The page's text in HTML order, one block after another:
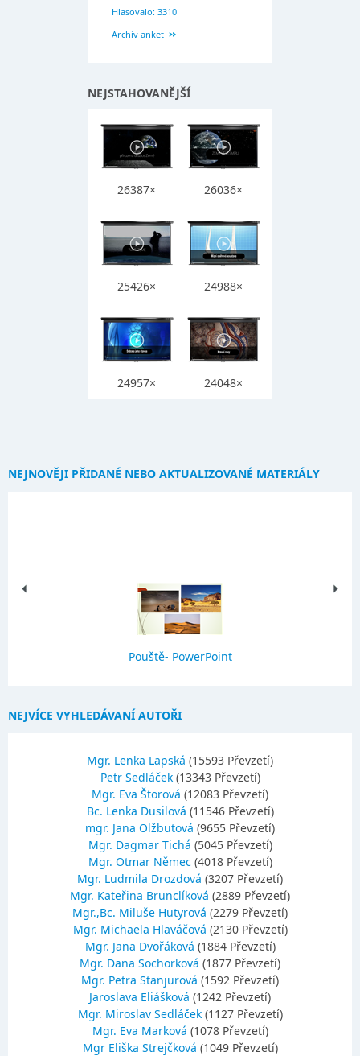
Hlasovalo: 3310
Archiv anket
NEJSTAHOVANĚJŠÍ
26387× 26036×
25426× 24988×
24957× 24048×
NEJNOVĚJI PŘIDANÉ NEBO AKTUALIZOVANÉ MATERIÁLY
Pouště- PowerPoint
NEJVÍCE VYHLEDÁVANÍ AUTOŘI
Mgr. Lenka Lapská (15593 Převzetí)
Petr Sedláček (13343 Převzetí)
Mgr. Eva Štorová (12083 Převzetí)
Bc. Lenka Dusilová (11546 Převzetí)
mgr. Jana Olžbutová (9655 Převzetí)
Mgr. Dagmar Tichá (5045 Převzetí)
Mgr. Otmar Němec (4018 Převzetí)
Mgr. Ludmila Drozdová (3207 Převzetí)
Mgr. Kateřina Brunclíková (2889 Převzetí)
Mgr.,Bc. Miluše Hutyrová (2279 Převzetí)
Mgr. Michaela Hlaváčová (2130 Převzetí)
Mgr. Jana Dvořáková (1884 Převzetí)
Mgr. Dana Sochorková (1877 Převzetí)
Mgr. Petra Stanjurová (1592 Převzetí)
Jaroslava Eliášková (1242 Převzetí)
Mgr. Miroslav Sedláček (1127 Převzetí)
Mgr. Eva Marková (1078 Převzetí)
Mgr Eliška Strejčková (1049 Převzetí)